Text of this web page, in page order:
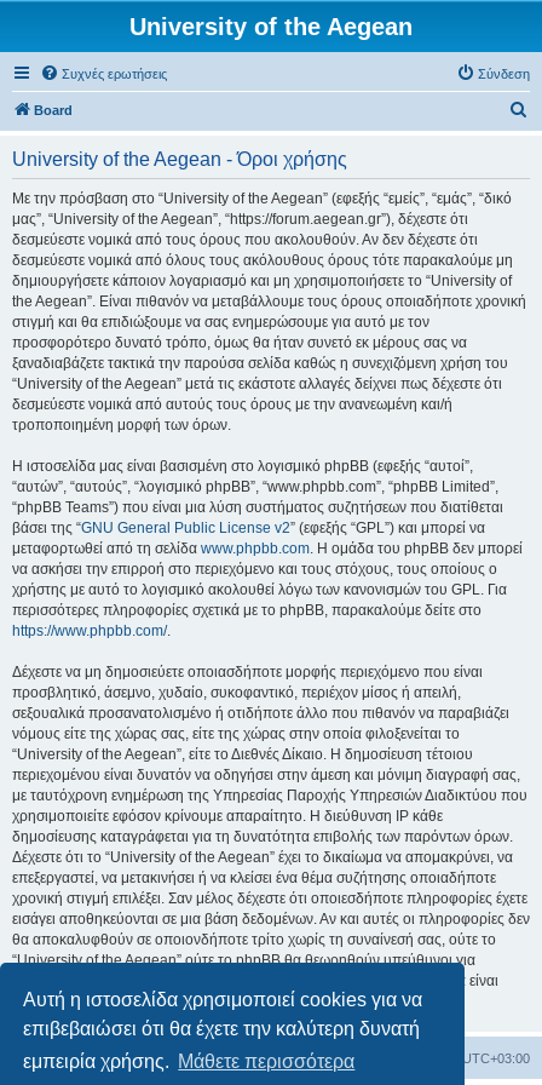
Αυτή η ιστοσελίδα χρησιμοποιεί cookies για να
επιβεβαιώσει ότι θα έχετε την καλύτερη δυνατή
εμπειρία χρήσης. Μάθετε περισσότερα
University of the Aegean
Συχνές ερωτήσεις Σύνδεση
Board
University of the Aegean - Όροι χρήσης
Με την πρόσβαση στο “University of the Aegean” (εφεξής “εμείς”, “εμάς”, “δικό
μας”, “University of the Aegean”, “https://forum.aegean.gr”), δέχεστε ότι
δεσμεύεστε νομικά από τους όρους που ακολουθούν. Αν δεν δέχεστε ότι
δεσμεύεστε νομικά από όλους τους ακόλουθους όρους τότε παρακαλούμε μη
δημιουργήσετε κάποιον λογαριασμό και μη χρησιμοποιήσετε το “University of
the Aegean”. Είναι πιθανόν να μεταβάλλουμε τους όρους οποιαδήποτε χρονική
στιγμή και θα επιδιώξουμε να σας ενημερώσουμε για αυτό με τον
προσφορότερο δυνατό τρόπο, όμως θα ήταν συνετό εκ μέρους σας να
ξαναδιαβάζετε τακτικά την παρούσα σελίδα καθώς η συνεχιζόμενη χρήση του
“University of the Aegean” μετά τις εκάστοτε αλλαγές δείχνει πως δέχεστε ότι
δεσμεύεστε νομικά από αυτούς τους όρους με την ανανεωμένη και/ή
τροποποιημένη μορφή των όρων.
Η ιστοσελίδα μας είναι βασισμένη στο λογισμικό phpBB (εφεξής “αυτοί”,
“αυτών”, “αυτούς”, “λογισμικό phpBB”, “www.phpbb.com”, “phpBB Limited”,
“phpBB Teams”) που είναι μια λύση συστήματος συζητήσεων που διατίθεται
βάσει της “GNU General Public License v2” (εφεξής “GPL”) και μπορεί να
μεταφορτωθεί από τη σελίδα www.phpbb.com. Η ομάδα του phpBB δεν μπορεί
να ασκήσει την επιρροή στο περιεχόμενο και τους στόχους, τους οποίους ο
χρήστης με αυτό το λογισμικό ακολουθεί λόγω των κανονισμών του GPL. Για
περισσότερες πληροφορίες σχετικά με το phpBB, παρακαλούμε δείτε στο
https://www.phpbb.com/.
Δέχεστε να μη δημοσιεύετε οποιασδήποτε μορφής περιεχόμενο που είναι
προσβλητικό, άσεμνο, χυδαίο, συκοφαντικό, περιέχον μίσος ή απειλή,
σεξουαλικά προσανατολισμένο ή οτιδήποτε άλλο που πιθανόν να παραβιάζει
νόμους είτε της χώρας σας, είτε της χώρας στην οποία φιλοξενείται το
“University of the Aegean”, είτε το Διεθνές Δίκαιο. Η δημοσίευση τέτοιου
περιεχομένου είναι δυνατόν να οδηγήσει στην άμεση και μόνιμη διαγραφή σας,
με ταυτόχρονη ενημέρωση της Υπηρεσίας Παροχής Υπηρεσιών Διαδικτύου που
χρησιμοποιείτε εφόσον κρίνουμε απαραίτητο. Η διεύθυνση IP κάθε
δημοσίευσης καταγράφεται για τη δυνατότητα επιβολής των παρόντων όρων.
Δέχεστε ότι το “University of the Aegean” έχει το δικαίωμα να απομακρύνει, να
επεξεργαστεί, να μετακινήσει ή να κλείσει ένα θέμα συζήτησης οποιαδήποτε
χρονική στιγμή επιλέξει. Σαν μέλος δέχεστε ότι οποιεσδήποτε πληροφορίες έχετε
εισάγει αποθηκεύονται σε μια βάση δεδομένων. Αν και αυτές οι πληροφορίες δεν
θα αποκαλυφθούν σε οποιονδήποτε τρίτο χωρίς τη συναίνεσή σας, ούτε το
“University of the Aegean” ούτε το phpBB θα θεωρηθούν υπεύθυνοι για
οποιαδήποτε απόπειρα ηλεκτρονικής εισβολής ή παραβίασης η οποία είναι
δυνατόν να οδηγήσει σε απώλεια αυτών των δεδομένων.
Board Όλοι οι χρόνοι είναι UTC+03:00
Διαγραφή cookies